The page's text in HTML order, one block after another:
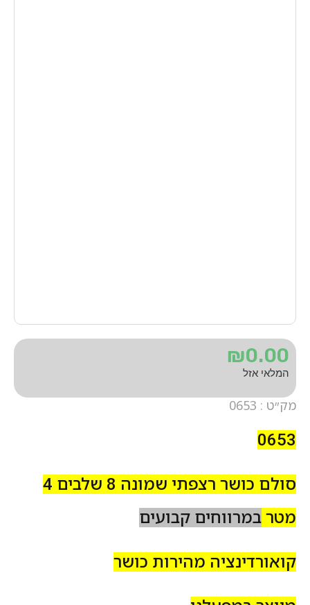
מק״ט : 0653
0653
סולם כושר רצפתי
שמונה 8 שלבים 4
מטר במרווחים קבועים
קואורדינציה מהירות כושר
₪0.00
המלאי אזל